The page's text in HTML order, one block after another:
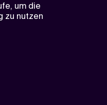
um die
zu nutzen